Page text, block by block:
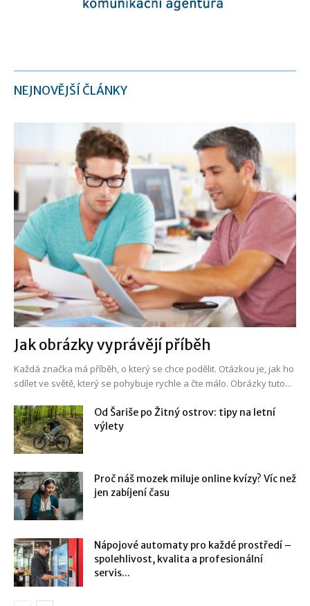
NEJNOVĚJŠÍ ČLÁNKY
Jak obrázky vyprávějí příběh
Každá značka má příběh, o který se chce podělit. Otázkou je, jak ho
sdílet ve světě, který se pohybuje rychle a čte málo. Obrázky tuto...
Od Šariše po Žitný ostrov: tipy na letní
výlety
Proč náš mozek miluje online kvízy? Víc než
jen zabíjení času
Nápojové automaty pro každé prostředí –
spolehlivost, kvalita a profesionální
servis...